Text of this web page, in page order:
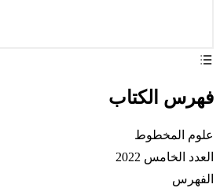
فهرس الكتاب
علوم المخطوط
العدد الخامس 2022
الفهرس